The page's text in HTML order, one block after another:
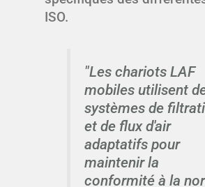
ISO.
"Les chariots LAF
mobiles utilisent
systèmes de
et de flux d'air
adaptatifs pour
maintenir la
conformité à la